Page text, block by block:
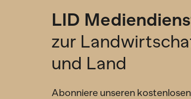
LID
zur
und Land
Abonniere unseren